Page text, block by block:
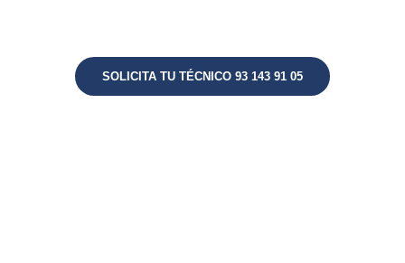
SOLICITA TU TÉCNICO 93 143 91 05